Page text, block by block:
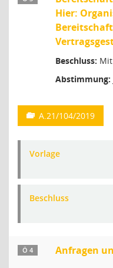
Hier:
Beschluss:
Abstimmung:
A.21/104/2019
Vorlage
Beschluss
Ö 4 Anfragen